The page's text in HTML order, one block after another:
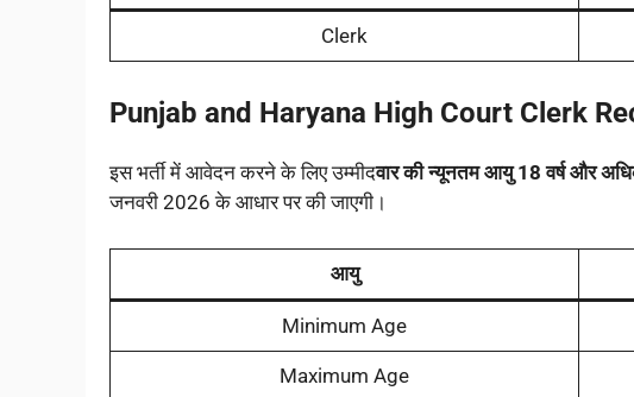
Clerk
Punjab and Haryana High Court Clerk
इस भर्ती में आवेदन करने के लिए उम्मीदवार की न्यूनतम आयु 18 वर्ष और
जनवरी 2026 के आधार पर की जाएगी।
आयु
Minimum Age
Maximum Age